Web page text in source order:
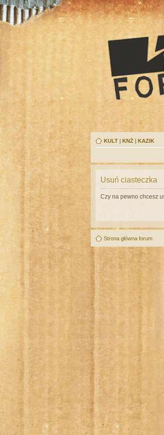
KULT | KNŻ | KAZIK
Usuń ciasteczka
Czy na pewno chcesz
Strona główna forum